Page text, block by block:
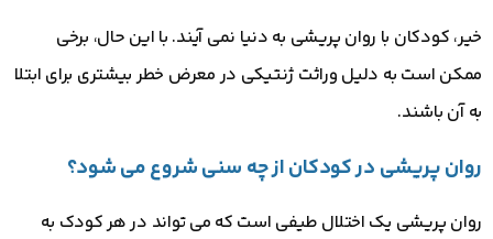
خیر، کودکان با روان پریشی به دنیا نمی آیند. با این حال، برخی
ممکن است به دلیل وراثت ژنتیکی در معرض خطر بیشتری برای ابتلا
به آن باشند.
روان پریشی در کودکان از چه سنی شروع می شود؟
روان پریشی یک اختلال طیفی است که می تواند در هر کودک به